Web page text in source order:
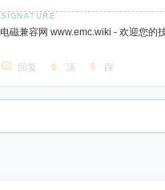
电磁兼容网 www.emc.wiki - 欢迎您的
回复 顶 踩